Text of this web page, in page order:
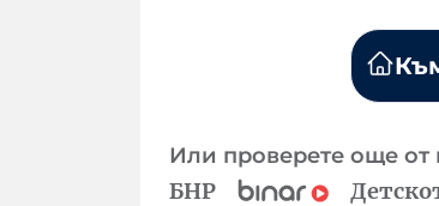
Или проверете още от
БНР